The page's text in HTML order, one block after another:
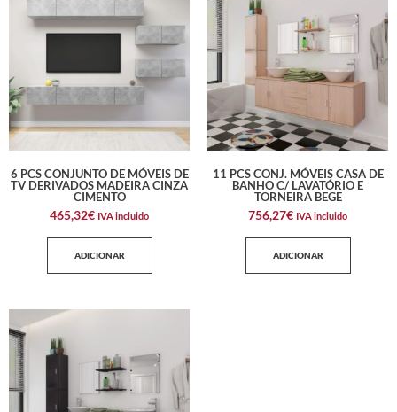
6 PCS CONJUNTO DE MÓVEIS DE
TV DERIVADOS MADEIRA CINZA
CIMENTO
465,32€ IVA incluido
ADICIONAR
11 PCS CONJ. MÓVEIS CASA DE
BANHO C/ LAVATÓRIO E
TORNEIRA BEGE
756,27€ IVA incluido
ADICIONAR